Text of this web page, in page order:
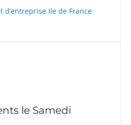
d’entreprise Ile de France
le Samedi